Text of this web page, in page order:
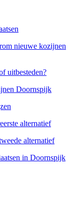
nieuwe kozijnen
uitbesteden?
Doornspijk
alternatief
alternatief
in Doornspijk